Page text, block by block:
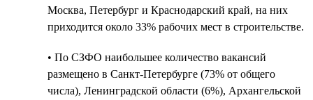
Москва, Петербург и Краснодарский край, на них
приходится около 33% рабочих мест в строительстве.
• По СЗФО наибольшее количество вакансий
размещено в Санкт-Петербурге (73% от общего
числа), Ленинградской области (6%), Архангельской